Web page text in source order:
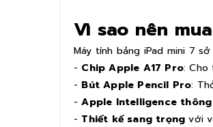
Vì sao nên
Máy tính bảng iPad mini 7
- Chip Apple A17 Pro: Cho
- Bút Apple Pencil Pro:
- Apple Intelligence
- Thiết kế sang trọng với